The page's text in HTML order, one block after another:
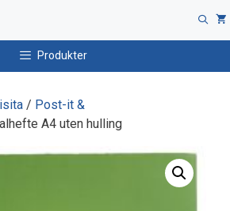
Produkter
/ Post-it &
A4 uten hulling